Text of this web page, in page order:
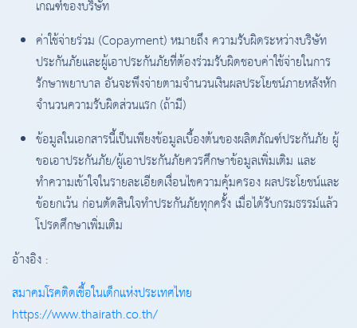
เกณฑ์ของบริษัท
ค่าใช้จ่ายร่วม (Copayment) หมายถึง ความรับผิดระหว่างบริษัท
ประกันภัยและผู้เอาประกันภัยที่ต้องร่วมรับผิดชอบค่าใช้จ่ายในการ
รักษาพยาบาล อันจะพึงจ่ายตามจำนวนเงินผลประโยชน์ภายหลังหัก
จำนวนความรับผิดส่วนแรก (ถ้ามี)
ข้อมูลในเอกสารนี้เป็นเพียงข้อมูลเบื้องต้นของผลิตภัณฑ์ประกันภัย ผู้
ขอเอาประกันภัย/ผู้เอาประกันภัยควรศึกษาข้อมูลเพิ่มเติม และ
ทำความเข้าใจในรายละเอียดเงื่อนไขความคุ้มครอง ผลประโยชน์และ
ข้อยกเว้น ก่อนตัดสินใจทำประกันภัยทุกครั้ง เมื่อได้รับกรมธรรม์แล้ว
โปรดศึกษาเพิ่มเติม
อ้างอิง :
สมาคมโรคติดเชื้อในเด็กแห่งประเทศไทย
https://www.thairath.co.th/